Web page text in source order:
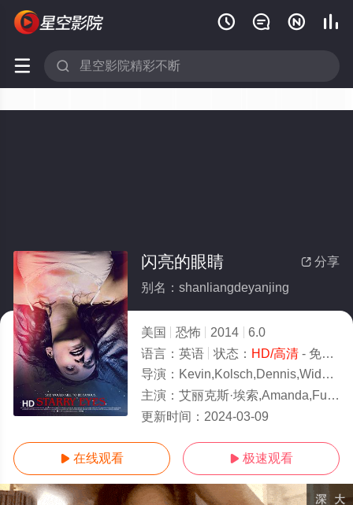
   
 
HD
 分享
闪亮的眼睛
别名：shanliangdeyanjing
美国 恐怖 2014
6.0
语言： 英语 状态： HD/高清- 免费在线观看
导演： Kevin,Kolsch,Dennis,Widmyer
主演： 艾丽克斯·埃索,Amanda,Fuller,诺阿·西甘
更新时间： 2024-03-09
 在线观看  极速观看